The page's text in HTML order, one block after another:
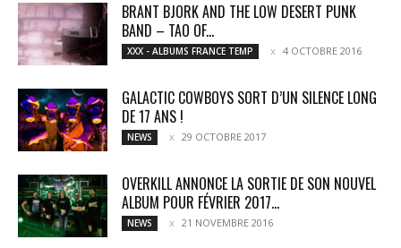
BRANT BJORK AND THE LOW DESERT PUNK
BAND – TAO OF...
XXX - ALBUMS FRANCE TEMP 4 OCTOBRE 2016
GALACTIC COWBOYS SORT D’UN SILENCE LONG
DE 17 ANS !
NEWS 29 OCTOBRE 2017
OVERKILL ANNONCE LA SORTIE DE SON NOUVEL
ALBUM POUR FÉVRIER 2017...
NEWS 21 NOVEMBRE 2016